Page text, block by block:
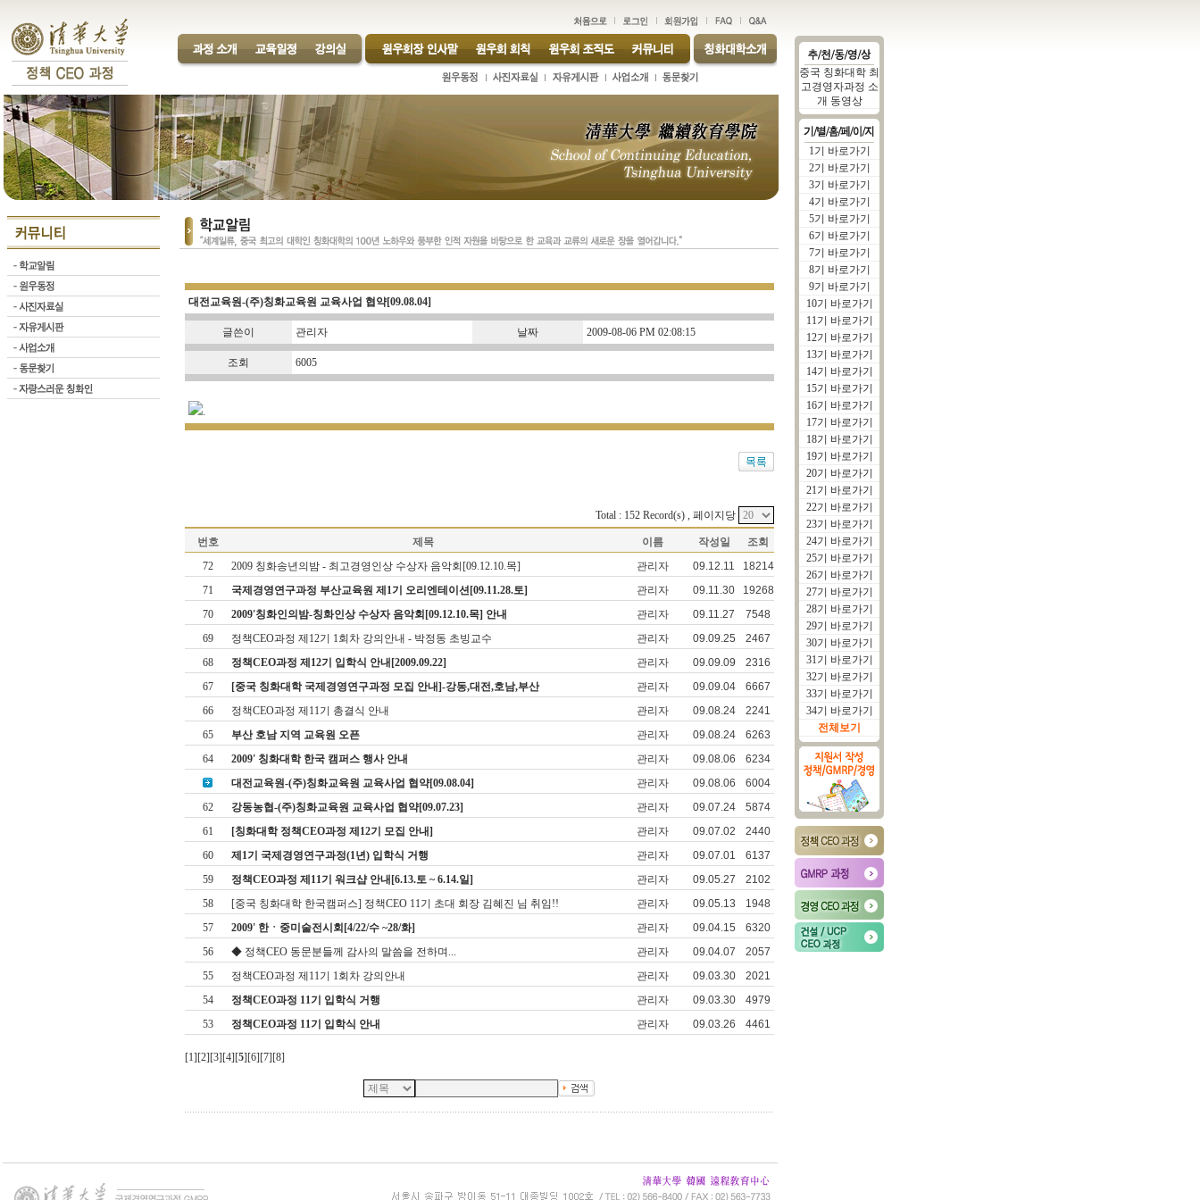
중국 칭화대학 최
고경영자과정 소
개 동영상
1기 바로가기
2기 바로가기
3기 바로가기
4기 바로가기
5기 바로가기
6기 바로가기
7기 바로가기
8기 바로가기
9기 바로가기
10기 바로가기
11기 바로가기
12기 바로가기
13기 바로가기
14기 바로가기
15기 바로가기
16기 바로가기
17기 바로가기
18기 바로가기
19기 바로가기
20기 바로가기
21기 바로가기
22기 바로가기
23기 바로가기
24기 바로가기
25기 바로가기
26기 바로가기
27기 바로가기
28기 바로가기
29기 바로가기
30기 바로가기
31기 바로가기
32기 바로가기
33기 바로가기
34기 바로가기
전체보기
대전교육원-(주)칭화교육원 교육사업 협약[09.08.04]
글쓴이 관리자 날짜 2009-08-06 PM 02:08:15
조회 6005
.
Total : 152 Record(s) , 페이지당
번호 제목 이름 작성일
조회
72
2009 칭화송년의밤 - 최고경영인상 수상자 음악회[09.12.10.목] 관리자 09.12.11
18214
71
국제경영연구과정 부산교육원 제1기 오리엔테이션[09.11.28.토] 관리자 09.11.30
19268
70
2009'칭화인의밤-칭화인상 수상자 음악회[09.12.10.목] 안내 관리자 09.11.27
7548
69
정책CEO과정 제12기 1회차 강의안내 - 박정동 초빙교수 관리자 09.09.25
2467
68
정책CEO과정 제12기 입학식 안내[2009.09.22] 관리자 09.09.09
2316
67
[중국 칭화대학 국제경영연구과정 모집 안내]-강동,대전,호남,부산 관리자 09.09.04
6667
66
정책CEO과정 제11기 총결식 안내 관리자 09.08.24
2241
65
부산 호남 지역 교육원 오픈 관리자 09.08.24
6263
64
2009' 칭화대학 한국 캠퍼스 행사 안내 관리자 09.08.06
6234
대전교육원-(주)칭화교육원 교육사업 협약[09.08.04]
관리자 09.08.06
6004
62
강동농협-(주)칭화교육원 교육사업 협약[09.07.23] 관리자 09.07.24
5874
61
[칭화대학 정책CEO과정 제12기 모집 안내] 관리자 09.07.02
2440
60
제1기 국제경영연구과정(1년) 입학식 거행 관리자 09.07.01
6137
59
정책CEO과정 제11기 워크샵 안내[6.13.토 ~ 6.14.일] 관리자 09.05.27
2102
58
[중국 칭화대학 한국캠퍼스] 정책CEO 11기 초대 회장 김혜진 님 취임!! 관리자 09.05.13
1948
57
2009' 한ㆍ중미술전시회[4/22/수 ~28/화] 관리자 09.04.15
6320
56
◆ 정책CEO 동문분들께 감사의 말씀을 전하며... 관리자 09.04.07
2057
55
정책CEO과정 제11기 1회차 강의안내 관리자 09.03.30
2021
54
정책CEO과정 11기 입학식 거행 관리자 09.03.30
4979
53
정책CEO과정 11기 입학식 안내 관리자 09.03.26 4461
[1][2][3][4][5][6][7][8]